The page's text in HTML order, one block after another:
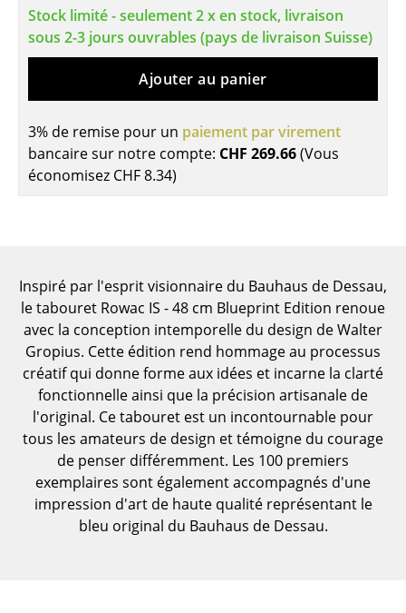
Tables
Tables de repas
Tables d’appoint
Tables basses
Bureaux & Secrétaires
Tables enfants
Table de jardin
Chariots & Dessertes
Pièces détachées
... voir toutes les tables
Rangements
Étagères & Armoires
Stock limité - seulement 2 x en stock, livraison
sous 2-3 jours ouvrables (pays de livraison Suisse)
Ajouter au panier
3% de remise pour un paiement par virement
bancaire sur notre compte: CHF 269.66(Vous
économisez CHF 8.34)
Inspiré par l'esprit visionnaire du Bauhaus de Dessau,
le tabouret Rowac IS - 48 cm Blueprint Edition renoue
avec la conception intemporelle du design de Walter
Gropius. Cette édition rend hommage au processus
créatif qui donne forme aux idées et incarne la clarté
fonctionnelle ainsi que la précision artisanale de
l'original. Ce tabouret est un incontournable pour
tous les amateurs de design et témoigne du courage
de penser différemment. Les 100 premiers
exemplaires sont également accompagnés d'une
impression d'art de haute qualité représentant le
bleu original du Bauhaus de Dessau.